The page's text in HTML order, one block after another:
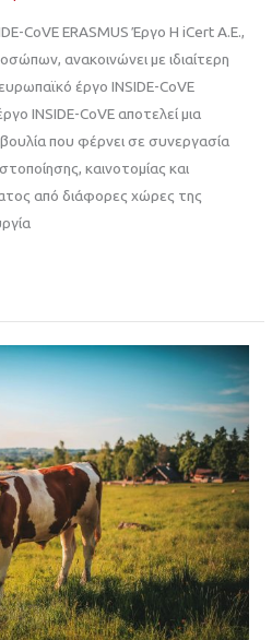
CoVE ERASMUS Έργο Η iCert Α.Ε.,
ανακοινώνει με ιδιαίτερη
έργο INSIDE-CoVE
INSIDE-CoVE αποτελεί μια
που φέρνει σε συνεργασία
καινοτομίας και
από διάφορες χώρες της